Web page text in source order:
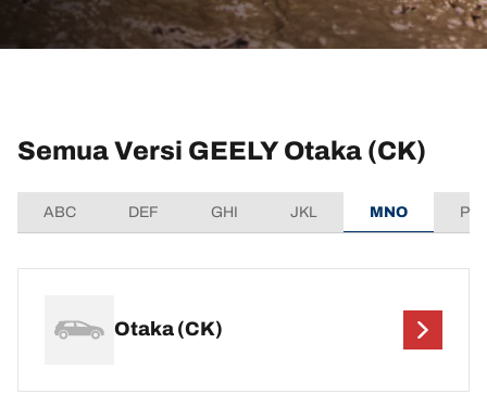
Semua Versi GEELY Otaka (CK)
ABC DEF GHI JKL MNO
Otaka (CK)